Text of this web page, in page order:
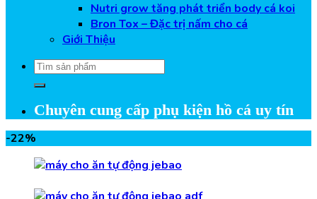
Nutri grow tăng phát triển body cá koi
Bron Tox – Đặc trị nấm cho cá
Giới Thiệu
Tìm
kiếm:
Chuyên cung cấp phụ kiện hồ cá uy tín
-22%